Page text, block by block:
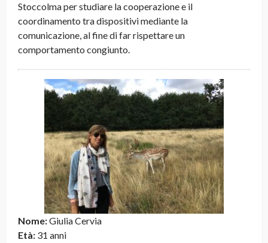
Stoccolma per studiare la cooperazione e il
coordinamento tra dispositivi mediante la
comunicazione, al fine di far rispettare un
comportamento congiunto.
Nome:Giulia Cervia
Età: 31 anni